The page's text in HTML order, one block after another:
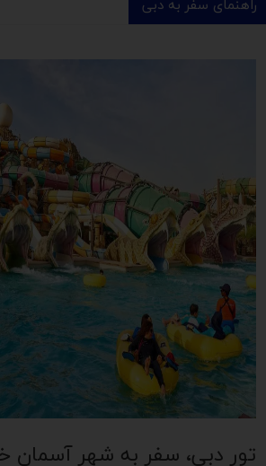
راهنمای سفر به دبی
تور دبی، سفر به شهر آسمان